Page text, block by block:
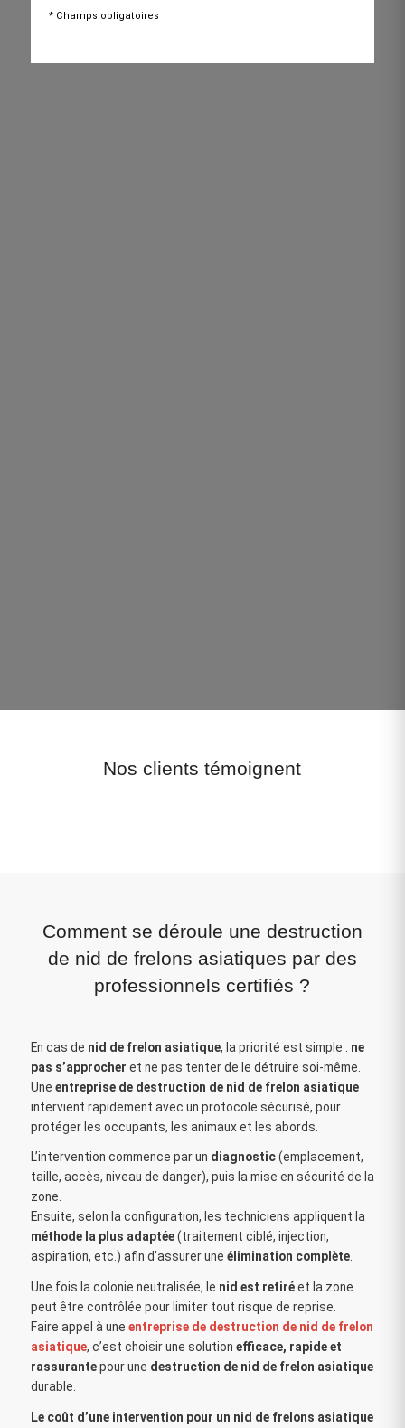
* Champs obligatoires
Nos clients témoignent
Comment se déroule une destruction
de nid de frelons asiatiques par des
professionnels certifiés ?
En cas de nid de frelon asiatique, la priorité est simple : ne
pas s’approcher et ne pas tenter de le détruire soi‑même.
Une entreprise de destruction de nid de frelon asiatique
intervient rapidement avec un protocole sécurisé, pour
protéger les occupants, les animaux et les abords.
L’intervention commence par un diagnostic(emplacement,
taille, accès, niveau de danger), puis la mise en sécurité de la
zone.
Ensuite, selon la configuration, les techniciens appliquent la
méthode la plus adaptée(traitement ciblé, injection,
aspiration, etc.) afin d’assurer une élimination complète.
Une fois la colonie neutralisée, le nid est retiréet la zone
peut être contrôlée pour limiter tout risque de reprise.
Faire appel à une entreprise de destruction de nid de frelon
asiatique, c’est choisir une solution efficace, rapide et
rassurantepour une destruction de nid de frelon asiatique
durable.
Le coût d’une intervention pour un nid de frelons asiatique